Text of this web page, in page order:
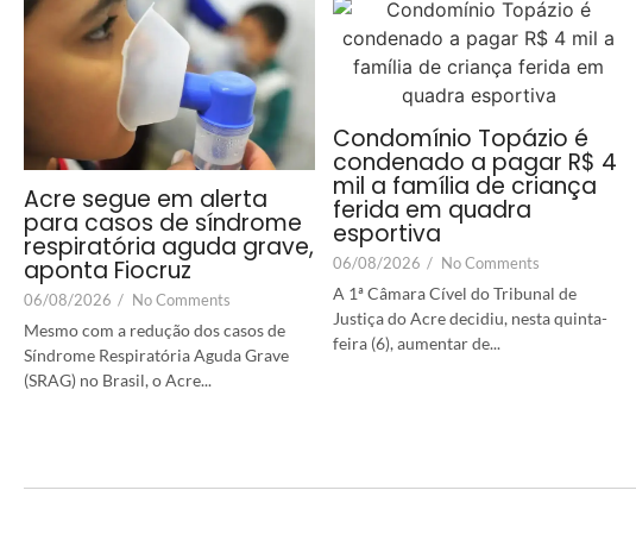
Acre segue em alerta
para casos de síndrome
respiratória aguda grave,
aponta Fiocruz
06/08/2026 / No Comments
Mesmo com a redução dos casos de
Síndrome Respiratória Aguda Grave
(SRAG) no Brasil, o Acre...
Condomínio Topázio é
condenado a pagar R$ 4
mil a família de criança
ferida em quadra
esportiva
06/08/2026 / No Comments
A 1ª Câmara Cível do Tribunal de
Justiça do Acre decidiu, nesta quinta-
feira (6), aumentar de...